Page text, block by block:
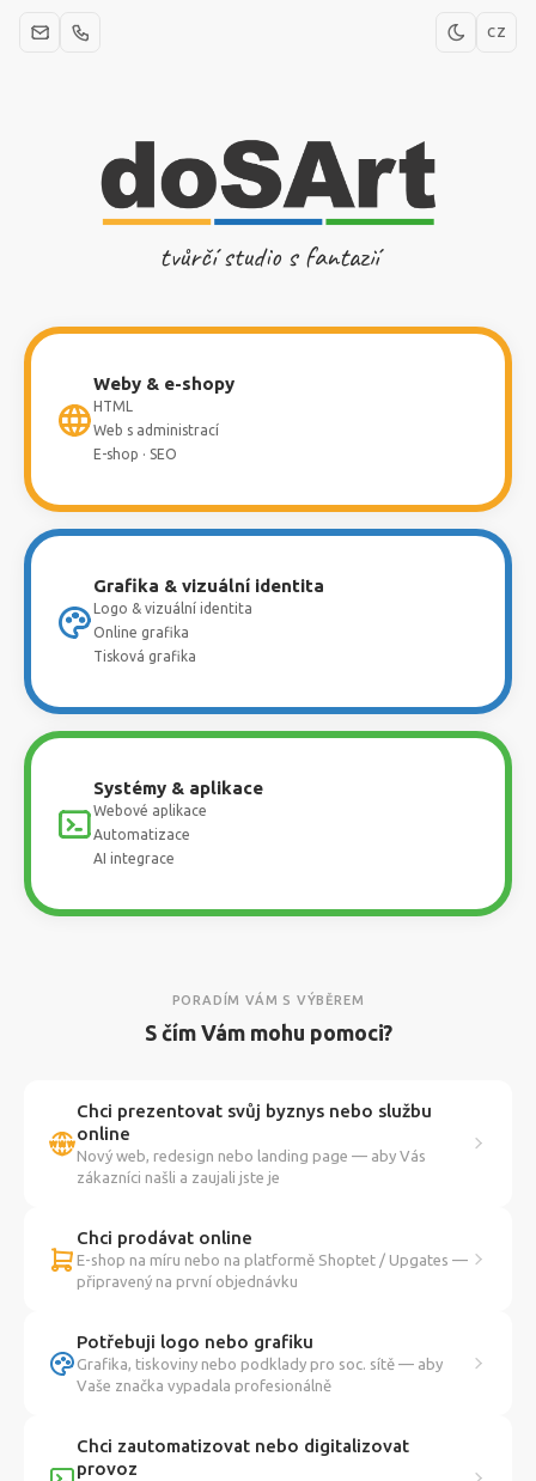
CZ
tvůrčí studio s fantazií
Weby & e-shopy
HTML
Web s administrací
E-shop · SEO
Grafika & vizuální identita
Logo & vizuální identita
Online grafika
Tisková grafika
Systémy & aplikace
Webové aplikace
Automatizace
AI integrace
PORADÍM VÁM S VÝBĚREM
S čím Vám mohu pomoci?
Chci prezentovat svůj byznys nebo službu
online
Nový web, redesign nebo landing page — aby Vás
zákazníci našli a zaujali jste je
Chci prodávat online
E-shop na míru nebo na platformě Shoptet / Upgates —
připravený na první objednávku
Potřebuji logo nebo grafiku
Grafika, tiskoviny nebo podklady pro soc. sítě — aby
Vaše značka vypadala profesionálně
Chci zautomatizovat nebo digitalizovat
provoz